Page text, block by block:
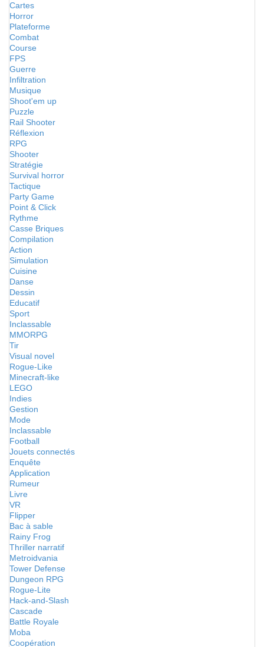
Cartes
Horror
Plateforme
Combat
Course
FPS
Guerre
Infiltration
Musique
Shoot'em up
Puzzle
Rail Shooter
Réflexion
RPG
Shooter
Stratégie
Survival horror
Tactique
Party Game
Point & Click
Rythme
Casse Briques
Compilation
Action
Simulation
Cuisine
Danse
Dessin
Educatif
Sport
Inclassable
MMORPG
Tir
Visual novel
Rogue-Like
Minecraft-like
LEGO
Indies
Gestion
Mode
Inclassable
Football
Jouets connectés
Enquête
Application
Rumeur
Livre
VR
Flipper
Bac à sable
Rainy Frog
Thriller narratif
Metroidvania
Tower Defense
Dungeon RPG
Rogue-Lite
Hack-and-Slash
Cascade
Battle Royale
Moba
Coopération